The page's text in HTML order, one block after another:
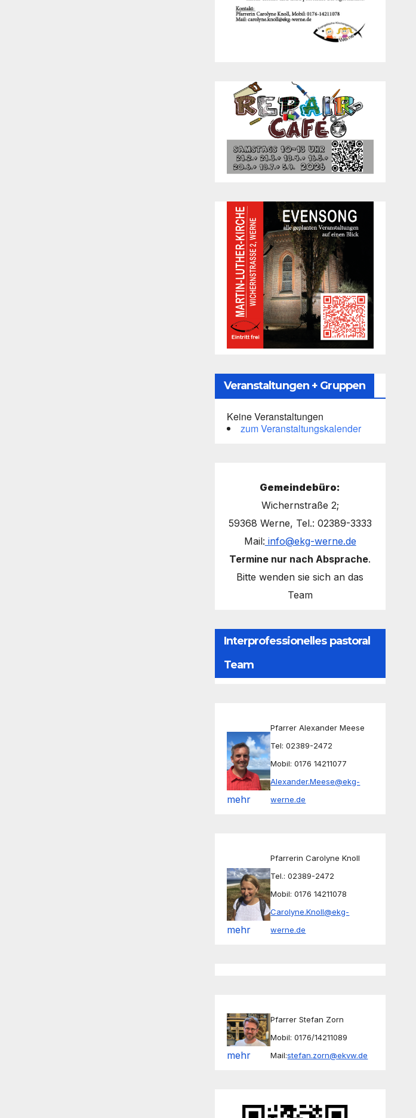
Veranstaltungen + Gruppen
Keine Veranstaltungen
zum Veranstaltungskalender
Gemeindebüro:
Wichernstraße 2;
59368 Werne, Tel.: 02389-3333
Mail: info@ekg-werne.de
Termine nur nach Absprache.
Bitte wenden sie sich an das
Team
Interprofessionelles pastoral
Team
mehr
Pfarrer Alexander Meese
Tel: 02389-2472
Mobil: 0176 14211077
Alexander.Meese@ekg-
werne.de
mehr
Pfarrerin Carolyne Knoll
Tel.: 02389-2472
Mobil: 0176 14211078
Carolyne.Knoll@ekg-
werne.de
mehr
Pfarrer Stefan Zorn
Mobil: 0176/14211089
Mail:stefan.zorn@ekvw.de